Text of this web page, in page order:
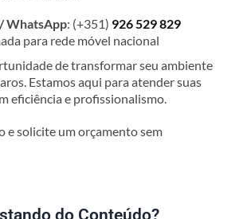
WhatsApp: (+351) 926 529 829
para rede móvel nacional
de transformar seu ambiente
Estamos aqui para atender suas
eficiência e profissionalismo.
e solicite um orçamento sem
do Conteúdo?